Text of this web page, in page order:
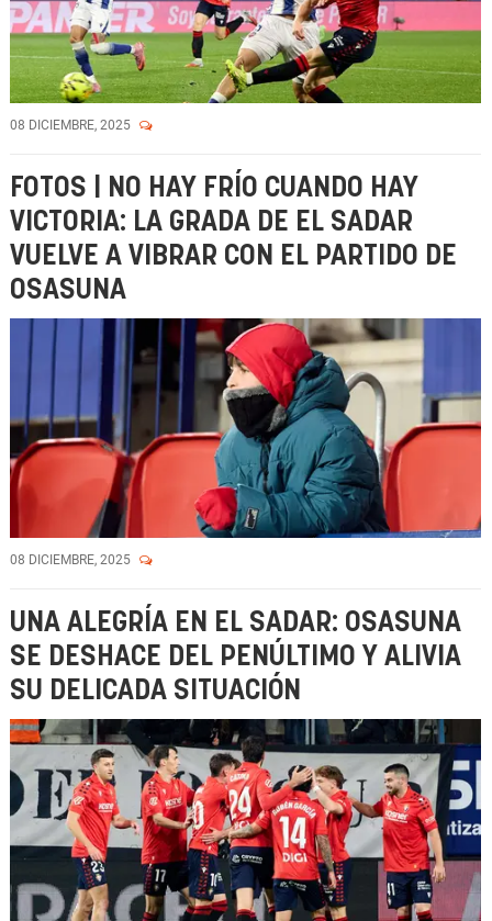
08 DICIEMBRE, 2025
FOTOS | NO HAY FRÍO CUANDO HAY
VICTORIA: LA GRADA DE EL SADAR
VUELVE A VIBRAR CON EL PARTIDO DE
OSASUNA
08 DICIEMBRE, 2025
UNA ALEGRÍA EN EL SADAR: OSASUNA
SE DESHACE DEL PENÚLTIMO Y ALIVIA
SU DELICADA SITUACIÓN